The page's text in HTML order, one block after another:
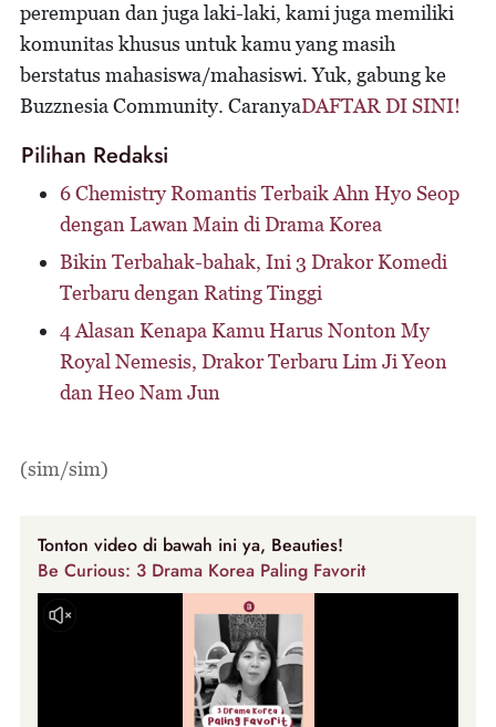
perempuan dan juga laki-laki, kami juga memiliki
komunitas khusus untuk kamu yang masih
berstatus mahasiswa/mahasiswi. Yuk, gabung ke
Buzznesia Community. CaranyaDAFTAR DI SINI!
Pilihan Redaksi
6 Chemistry Romantis Terbaik Ahn Hyo Seop
dengan Lawan Main di Drama Korea
Bikin Terbahak-bahak, Ini 3 Drakor Komedi
Terbaru dengan Rating Tinggi
4 Alasan Kenapa Kamu Harus Nonton My
Royal Nemesis, Drakor Terbaru Lim Ji Yeon
dan Heo Nam Jun
(sim/sim)
Tonton video di bawah ini ya, Beauties!
Be Curious: 3 Drama Korea Paling Favorit